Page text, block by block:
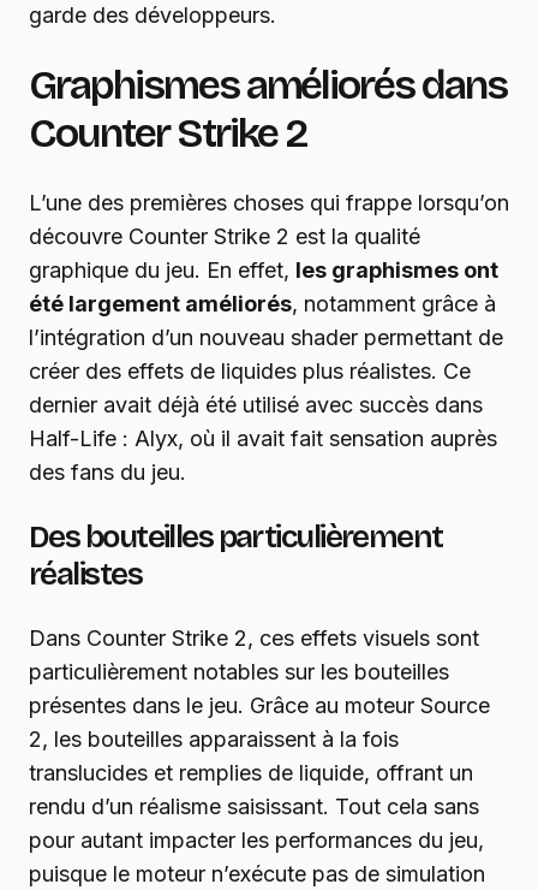
garde des développeurs.
Graphismes améliorés dans
Counter Strike 2
L’une des premières choses qui frappe lorsqu’on
découvre Counter Strike 2 est la qualité
graphique du jeu. En effet, les graphismes ont
été largement améliorés, notamment grâce à
l’intégration d’un nouveau shader permettant de
créer des effets de liquides plus réalistes. Ce
dernier avait déjà été utilisé avec succès dans
Half-Life : Alyx, où il avait fait sensation auprès
des fans du jeu.
Des bouteilles particulièrement
réalistes
Dans Counter Strike 2, ces effets visuels sont
particulièrement notables sur les bouteilles
présentes dans le jeu. Grâce au moteur Source
2, les bouteilles apparaissent à la fois
translucides et remplies de liquide, offrant un
rendu d’un réalisme saisissant. Tout cela sans
pour autant impacter les performances du jeu,
puisque le moteur n’exécute pas de simulation